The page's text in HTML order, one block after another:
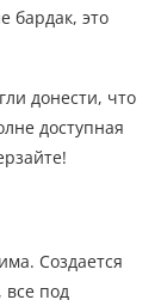
донести, что
доступная
Создается
все под